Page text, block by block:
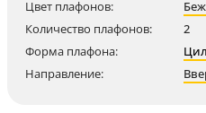
Цвет плафонов:
Количество плафонов:
2
Форма плафона:
Направление: